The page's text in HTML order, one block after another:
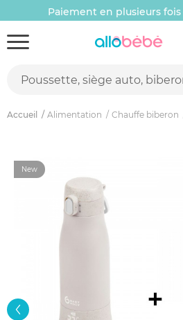
Paiement en plusieurs fois
Accueil Alimentation Chauffe biberon
New